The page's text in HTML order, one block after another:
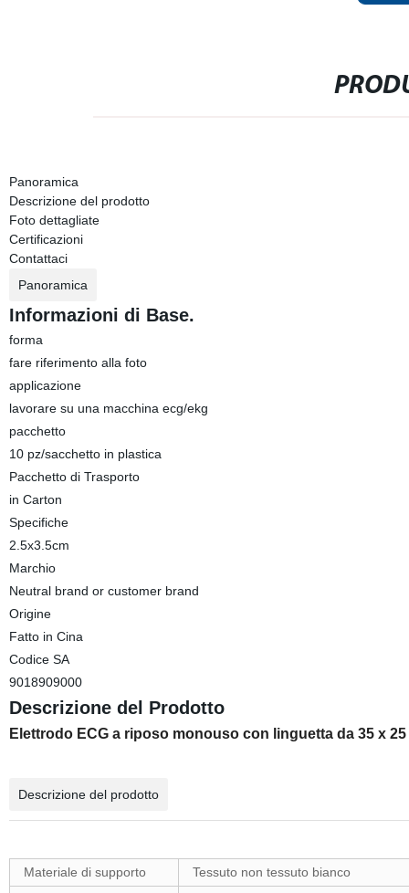
Panoramica
Descrizione del prodotto
Foto dettagliate
Certificazioni
Contattaci
Panoramica
Informazioni di Base.
forma
fare riferimento alla foto
applicazione
lavorare su una macchina ecg/ekg
pacchetto
10 pz/sacchetto in plastica
Pacchetto di Trasporto
in Carton
Specifiche
2.5x3.5cm
Marchio
Neutral brand or customer brand
Origine
Fatto in Cina
Codice SA
9018909000
Descrizione del Prodotto
Elettrodo ECG a riposo monouso con linguetta da 35 x 25
Descrizione del prodotto
Materiale di supporto
Tessuto non tessuto bianco